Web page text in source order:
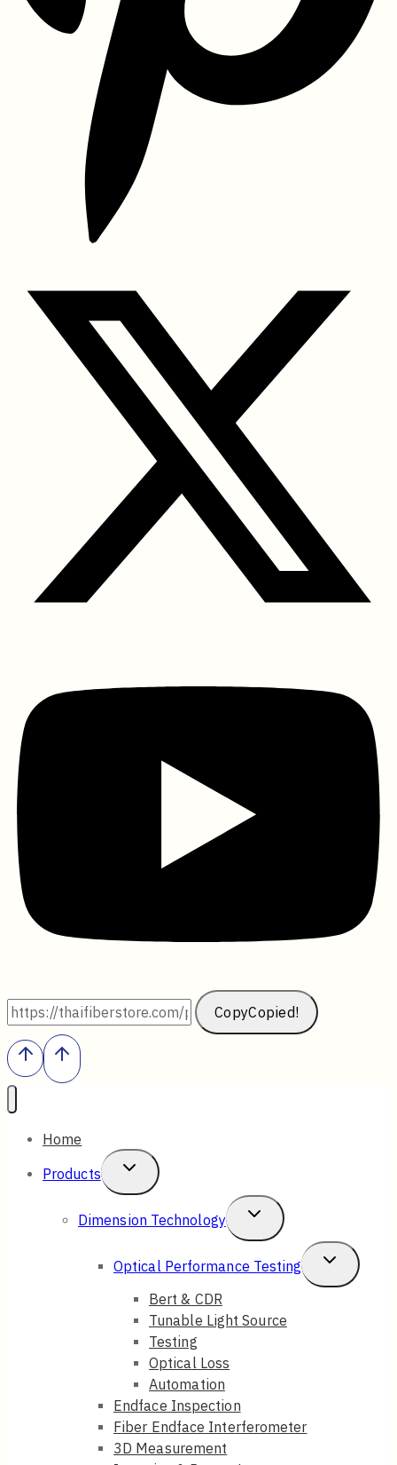
CopyCopied!
Home
Products
Toggle
Child
Menu
Dimension Technology
Toggle
Child
Menu
Optical Performance Testing
Toggle
Child
Bert & CDR
Tunable Light Source
Testing
Optical Loss
Automation
Endface Inspection
Fiber Endface Interferometer
3D Measurement